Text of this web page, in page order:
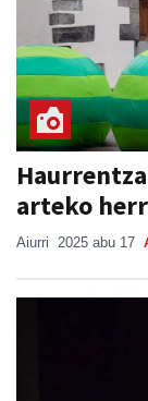
arteko
Aiurri 2025 abu 17